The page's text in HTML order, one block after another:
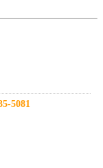
5081